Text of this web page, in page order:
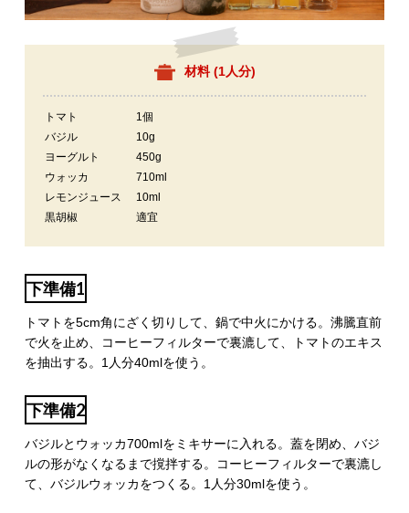
材料 (1人分)
トマト
1個
バジル
10g
ヨーグルト
450g
ウォッカ
710ml
レモンジュース
10ml
黒胡椒
適宜
下準備1
トマトを5cm角にざく切りして、鍋で中火にかける。沸騰直前
で火を止め、コーヒーフィルターで裏漉して、トマトのエキス
を抽出する。1人分40mlを使う。
下準備2
バジルとウォッカ700mlをミキサーに入れる。蓋を閉め、バジ
ルの形がなくなるまで撹拌する。コーヒーフィルターで裏漉し
て、バジルウォッカをつくる。1人分30mlを使う。